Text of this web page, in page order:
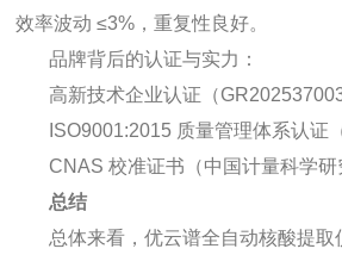
效率波动 ≤3%，重复性良好。
品牌背后的认证与实力：
高新技术企业认证（
ISO9001:2015 质量管理体系认证
CNAS 校准证书（中国计量科学研
总结
总体来看，优云谱全自动核酸提取